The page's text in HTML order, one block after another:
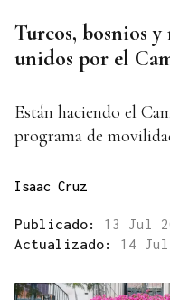
Turcos, bosnios
unidos por el
Están haciendo el
programa de
Isaac Cruz
Publicado: 13 Jul
Actualizado: 14